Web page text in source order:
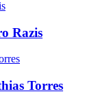
Razis
Torres